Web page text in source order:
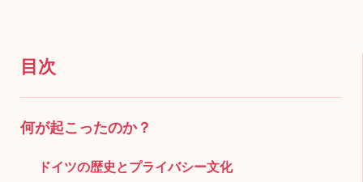
目次
何が起こったのか？
ドイツの歴史とプライバシー文化